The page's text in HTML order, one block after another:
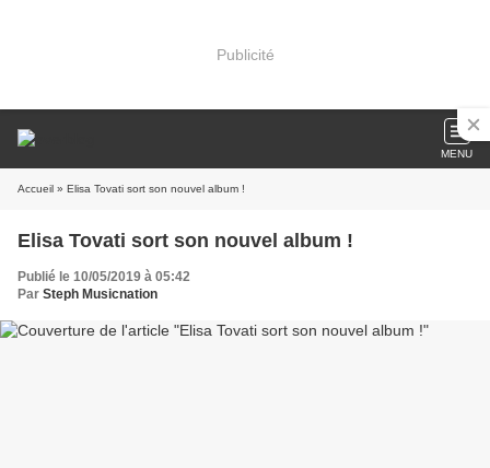
Publicité
MENU
Accueil » Elisa Tovati sort son nouvel album !
Elisa Tovati sort son nouvel album !
Publié le 10/05/2019 à 05:42
Par Steph Musicnation